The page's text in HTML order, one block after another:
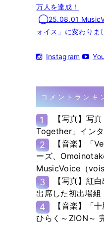
万人を達成！
◯25.08.01
ォイス」に変わりま
Instagram
コメントランキ
1
【写真】写
Together」インタ
2
【音楽】「
ーズ、
MusicVoice（vois
3
【写真】紅
出席した初出場組
4
【音楽】「
ひらく～ZION～